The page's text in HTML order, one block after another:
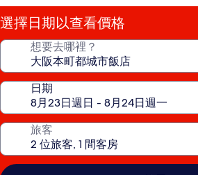
住
宿
選擇日期以查看價格
想要去哪裡？
日期
旅客